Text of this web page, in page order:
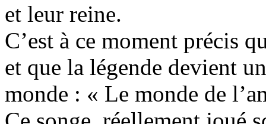
et leur reine.
C’est à ce moment précis
et que la légende devient
monde : « Le monde de